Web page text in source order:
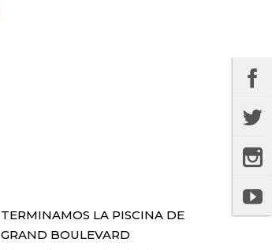
TERMINAMOS LA PISCINA DE
GRAND BOULEVARD